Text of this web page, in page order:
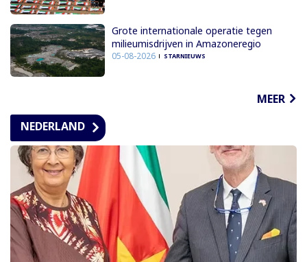
Grote internationale operatie tegen
milieumisdrijven in Amazoneregio
05-08-2026 STARNIEUWS
MEER
NEDERLAND